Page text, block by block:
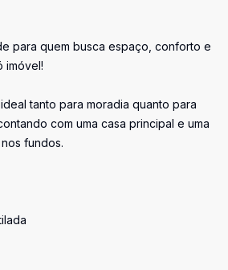
para quem busca espaço, conforto e
imóvel!
tanto para moradia quanto para
com uma casa principal e uma
fundos.